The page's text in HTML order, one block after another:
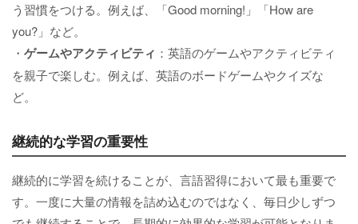
う習慣をつける。例えば、「Good morning!」「How are
you?」など。
・ ゲームやアクティビティ ：英語のゲームやアクティビティ
を親子で楽しむ。例えば、英語のボードゲームやクイズな
ど。
継続的な学習の重要性
継続的に学習を続けることが、言語習得において最も重要で
す。一度に大量の情報を詰め込むのではなく、毎日少しずつ